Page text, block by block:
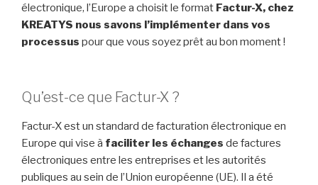
électronique, l’Europe a choisit le format Factur-X, chez
KREATYS nous savons l’implémenter dans vos
processus pour que vous soyez prêt au bon moment !
Qu’est-ce que Factur-X ?
Factur-X est un standard de facturation électronique en
Europe qui vise à faciliter les échanges de factures
électroniques entre les entreprises et les autorités
publiques au sein de l’Union européenne (UE). Il a été